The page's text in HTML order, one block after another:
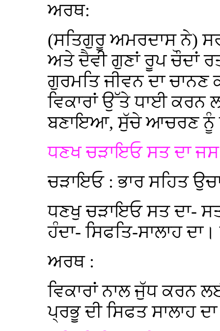
ਅਰਥ:
(ਸਤਿਗੁਰੂ ਅਮਰਦਾਸ ਨੇ)
ਅਤੇ ਦੈਵੀ ਗੁਣਾਂ ਰੂਪ ਚੌਦਾਂ
ਗੁਰਮਤਿ ਜੀਵਨ ਦਾ ਚਾਨਣ
ਵਿਕਾਰਾਂ ਉੱਤੇ ਧਾਈ
ਬਣਾਇਆ, ਸੁੱਚੇ ਆਚਰਣ ਨੂੰ
ਧਣਖ ਚੜਾਇਓ ਸਤ ਦਾ ਜਸ
ਚੜਾਇਓ : ਭਾਰ ਸਹਿਤ
ਧਣਖੁ ਚੜਾਇਓ ਸਤ ਦਾ-
ਹੰਦਾ- ਸਿਫਤਿ-ਸਾਲਾਹ
ਅਰਥ :
ਵਿਕਾਰਾਂ ਨਾਲ ਜੁੱਧ ਕਰਨ
ਪ੍ਰਭੂ ਦੀ ਸਿਫਤ ਸਾਲਾਹ